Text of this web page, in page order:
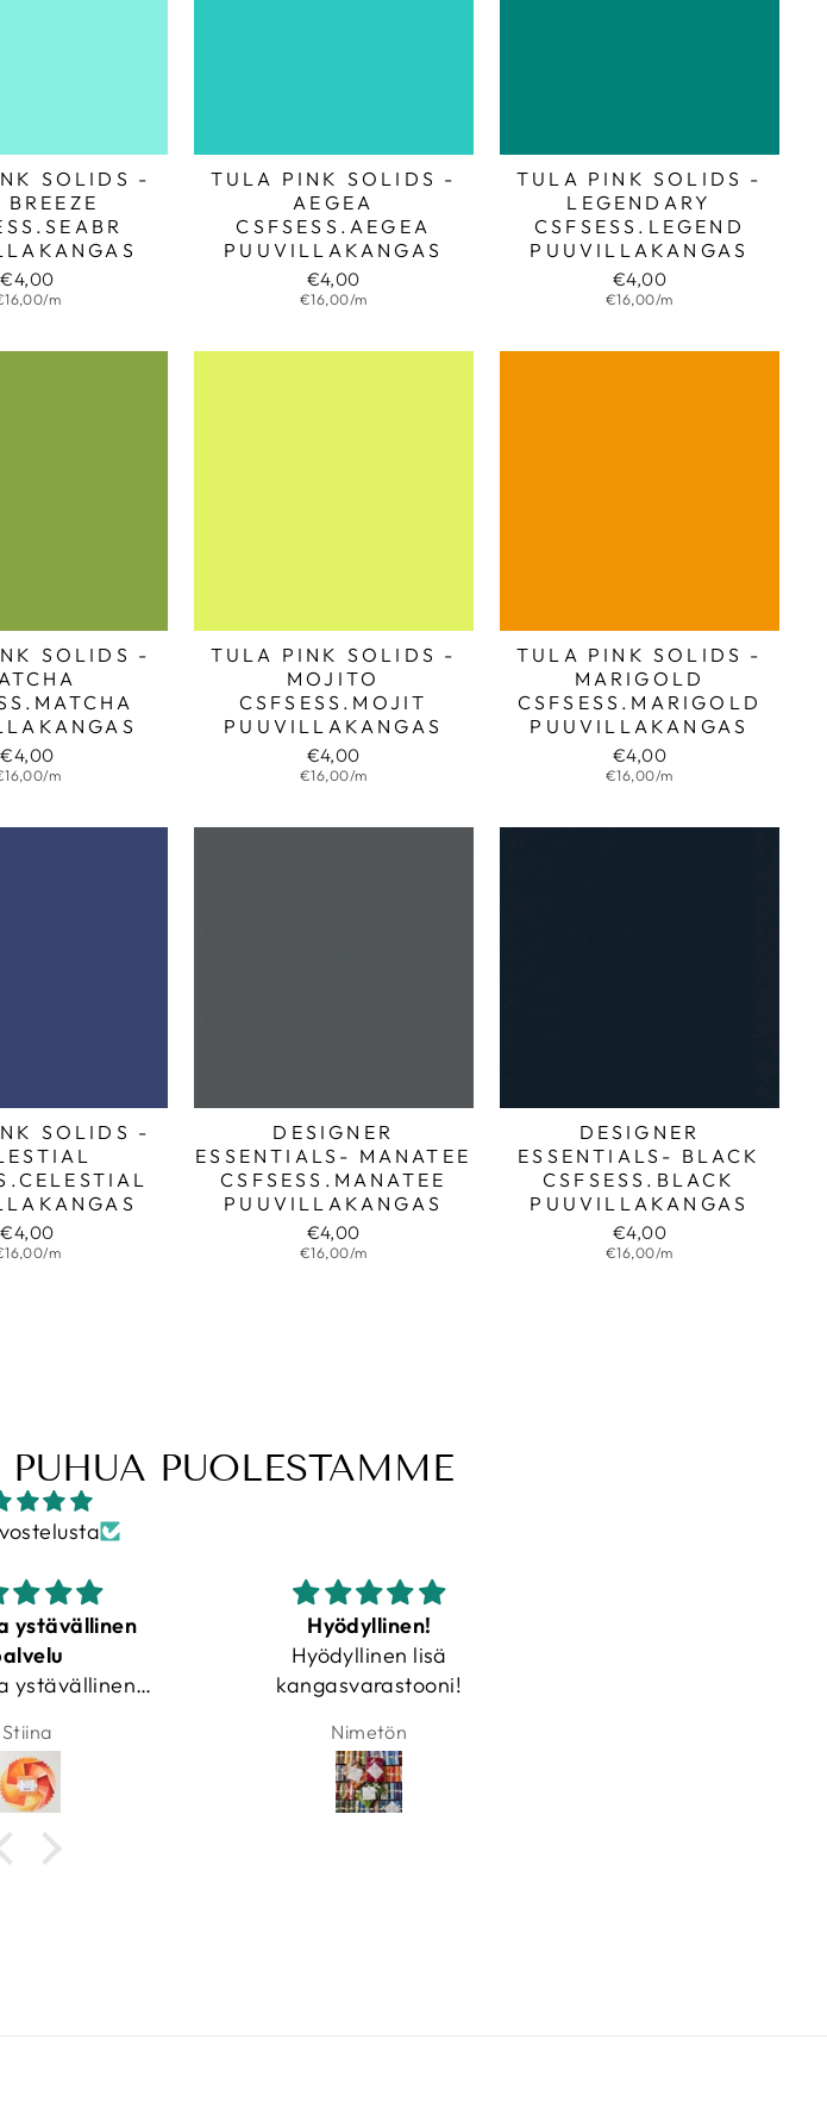
SOLIDS -
BREEZE
€4,00
m
TULA PINK SOLIDS -
AEGEA
CSFSESS.AEGEA
PUUVILLAKANGAS
€4,00
€16,00/m
TULA PINK SOLIDS -
LEGENDARY
CSFSESS.LEGEND
PUUVILLAKANGAS
€4,00
€16,00/m
SOLIDS -
€4,00
m
TULA PINK SOLIDS -
MOJITO
CSFSESS.MOJIT
PUUVILLAKANGAS
€4,00
€16,00/m
TULA PINK SOLIDS -
MARIGOLD
CSFSESS.MARIGOLD
PUUVILLAKANGAS
€4,00
€16,00/m
SOLIDS -
€4,00
m
DESIGNER
ESSENTIALS- MANATEE
CSFSESS.MANATEE
PUUVILLAKANGAS
€4,00
€16,00/m
DESIGNER
ESSENTIALS- BLACK
CSFSESS.BLACK
PUUVILLAKANGAS
€4,00
€16,00/m
PUOLESTAMME
lisä
Nimetön
Upea kangas
Upea kangas ja paras
kangaskauppa💖
Merja Anttila